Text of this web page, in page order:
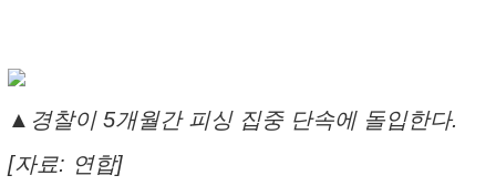
▲경찰이 5개월간 피싱 집중 단속에 돌입한다.
[자료: 연합]